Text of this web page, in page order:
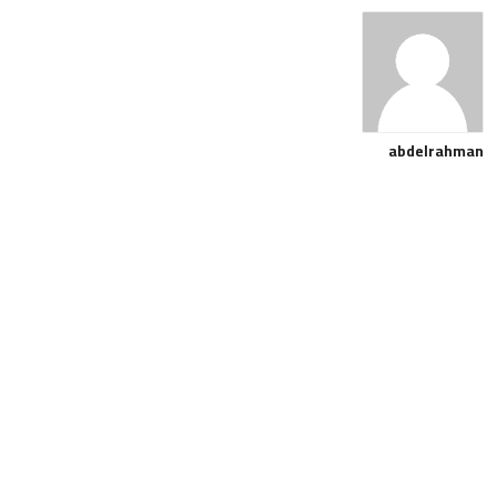
abdelrahman